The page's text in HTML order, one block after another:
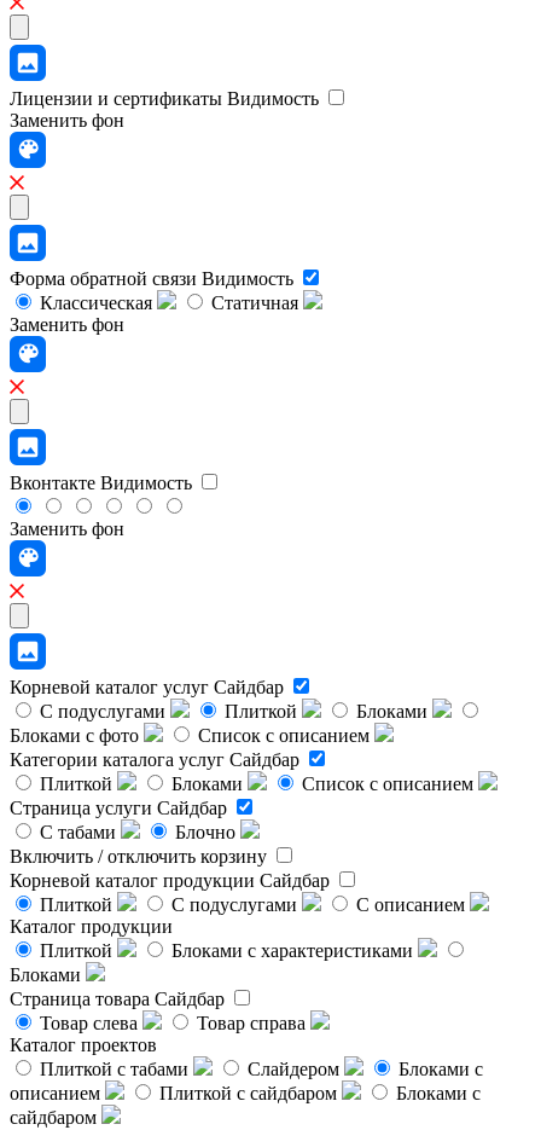
Лицензии и сертификаты Видимость
Заменить фон
Форма обратной связи Видимость
Классическая
Статичная
Заменить фон
Вконтакте Видимость
Заменить фон
Корневой каталог услуг Сайдбар
С подуслугами
Плиткой
Блоками
Блоками с фото
Список с описанием
Категории каталога услуг Сайдбар
Плиткой
Блоками
Список с описанием
Страница услуги Сайдбар
С табами
Блочно
Включить / отключить корзину
Корневой каталог продукции Сайдбар
Плиткой
С подуслугами
С описанием
Каталог продукции
Плиткой
Блоками с характеристиками
Блоками
Страница товара Сайдбар
Товар слева
Товар справа
Каталог проектов
Плиткой с табами
Слайдером
Блоками с
описанием
Плиткой с сайдбаром
Блоками с
сайдбаром